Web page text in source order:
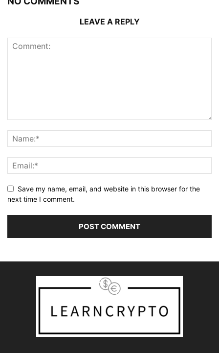
LEAVE A REPLY
Save my name, email, and website in this browser for the
next time I comment.